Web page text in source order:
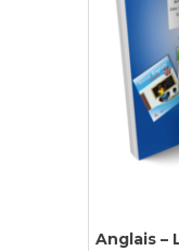
Anglais –